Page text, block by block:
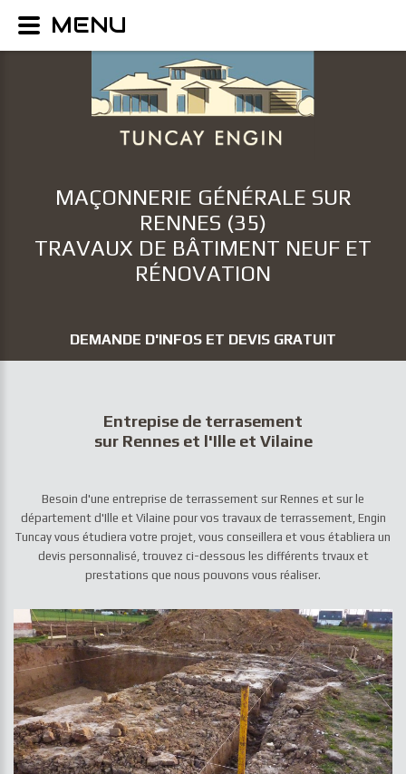
MAÇONNERIE GÉNÉRALE SUR
RENNES (35)
TRAVAUX DE BÂTIMENT NEUF ET
RÉNOVATION
DEMANDE D'INFOS ET DEVIS GRATUIT
Entrepise de terrasement
sur Rennes et l'Ille et Vilaine
Besoin d'une entreprise de terrassement sur Rennes et sur le
département d'Ille et Vilaine pour vos travaux de terrassement, Engin
Tuncay vous étudiera votre projet, vous conseillera et vous établiera un
devis personnalisé, trouvez ci-dessous les différents trvaux et
prestations que nous pouvons vous réaliser.
MENU